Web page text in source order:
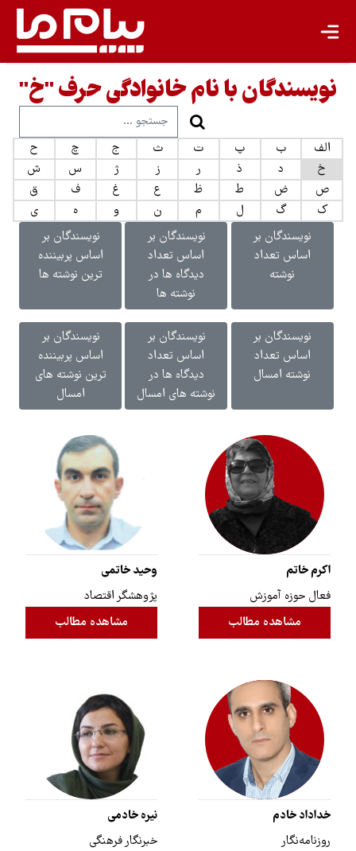
نویسندگان با نام خانوادگی حرف "خ"
الف ب پ ت ث ج چ
ح
خ
د ذ ر ز ژ س
ش
ص
ض ط ظ ع غ ف
ق
ک
گ ل م ن و ه
ی
نویسندگان بر
اساس تعداد
نوشته
نویسندگان بر
اساس تعداد
دیدگاه ها در
نوشته ها
نویسندگان بر
اساس پربیننده
ترین نوشته ها
نویسندگان بر
اساس تعداد
نوشته امسال
نویسندگان بر
اساس تعداد
دیدگاه ها در
نوشته های امسال
نویسندگان بر
اساس پربیننده
ترین نوشته های
امسال
اکرم خاتم
فعال حوزه آموزش
مشاهده مطالب
وحید خاتمی
پژوهشگر اقتصاد
مشاهده مطالب
خداداد خادم
روزنامه‌نگار
نیره خادمی
خبرنگار فرهنگی